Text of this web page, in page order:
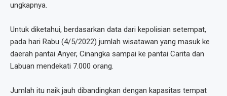
ungkapnya.
Untuk diketahui, berdasarkan data dari kepolisian setempat,
pada hari Rabu (4/5/2022) jumlah wisatawan yang masuk ke
daerah pantai Anyer, Cinangka sampai ke pantai Carita dan
Labuan mendekati 7.000 orang.
Jumlah itu naik jauh dibandingkan dengan kapasitas tempat